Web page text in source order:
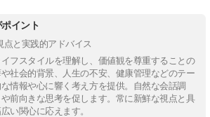
イント
点と実践的アドバイス
フスタイルを理解し、価値観を尊重することの
社会的背景、人生の不安、健康管理などのテー
情報や心に響く考え方を提供。自然な会話調
前向きな思考を促します。常に新鮮な視点と具
い関心に応えます。